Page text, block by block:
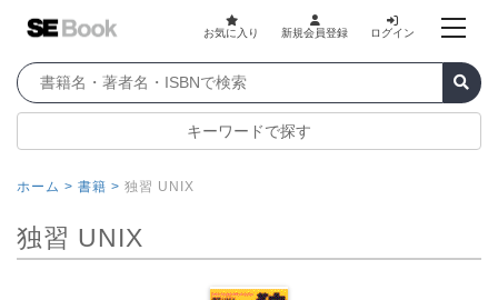
お気に入り 新規会員登録 ログイン
キーワードで探す
ホーム > 書籍 > 独習 UNIX
独習 UNIX